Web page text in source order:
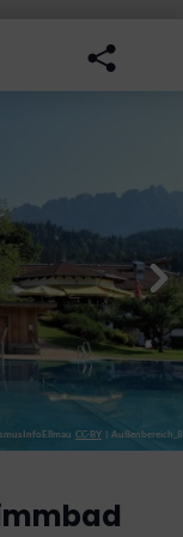
CC-BY | Außenbereich_8